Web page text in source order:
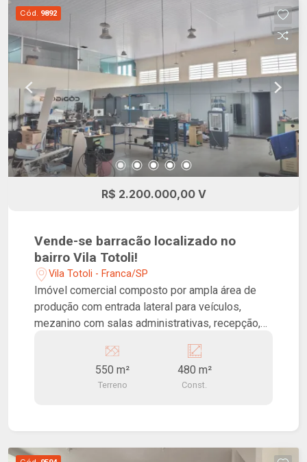
Cód. 9892
R$ 2.200.000,00 V
Vende-se barracão localizado no
bairro Vila Totoli!
Vila Totoli - Franca/SP
Imóvel comercial composto por ampla área de
produção com entrada lateral para veículos,
mezanino com salas administrativas, recepção,
Ambiente ideal para fábricas, e-commerce e
550 m²
Terreno
480 m²
Const.